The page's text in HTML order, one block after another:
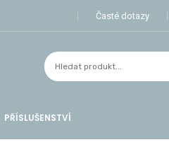
Časté dotazy
PŘÍSLUŠENSTVÍ